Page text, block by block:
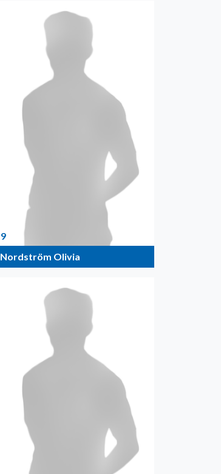
9
Nordström Olivia